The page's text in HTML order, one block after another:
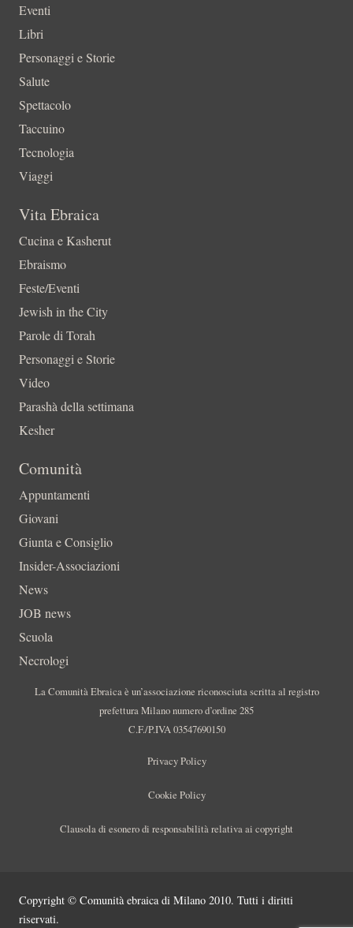
Eventi
Libri
Personaggi e Storie
Salute
Spettacolo
Taccuino
Tecnologia
Viaggi
Vita Ebraica
Cucina e Kasherut
Ebraismo
Feste/Eventi
Jewish in the City
Parole di Torah
Personaggi e Storie
Video
Parashà della settimana
Kesher
Comunità
Appuntamenti
Giovani
Giunta e Consiglio
Insider-Associazioni
News
JOB news
Scuola
Necrologi
La Comunità Ebraica è un’associazione riconosciuta scritta al registro
prefettura Milano numero d’ordine 285
C.F./P.IVA 03547690150
Privacy Policy
Cookie Policy
Clausola di esonero di responsabilità relativa ai copyright
Copyright © Comunità ebraica di Milano 2010. Tutti i diritti
riservati.